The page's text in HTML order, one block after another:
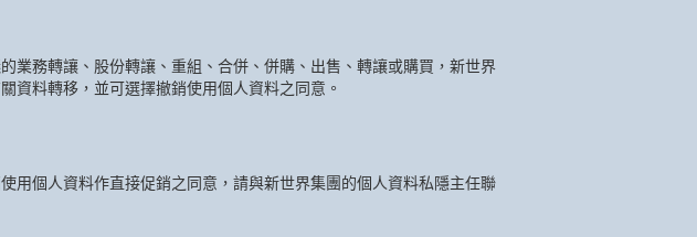
業務轉讓、股份轉讓、重組、合併、併購、出售、轉讓或購買，新世界
資料轉移，並可選擇撤銷使用個人資料之同意。
用個人資料作直接促銷之同意，請與新世界集團的個人資料私隱主任聯